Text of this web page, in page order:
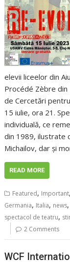
elevii liceelor din
Procédé Zèbre din
de Cercetări
15 iulie, ora 21.
individuală, ce
din 1989, ilustrate
Michailov, dar și
READ MORE
Featured, Important,
Germania, Italia, news,
spectacol de teatru,
2 Comments
WCF